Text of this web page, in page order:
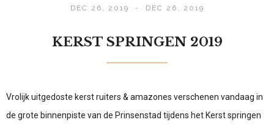
DEC 26, 2019 - DEC 26, 2019
KERST SPRINGEN 2019
Vrolijk uitgedoste kerst ruiters & amazones verschenen vandaag in
de grote binnenpiste van de Prinsenstad tijdens het Kerst springen